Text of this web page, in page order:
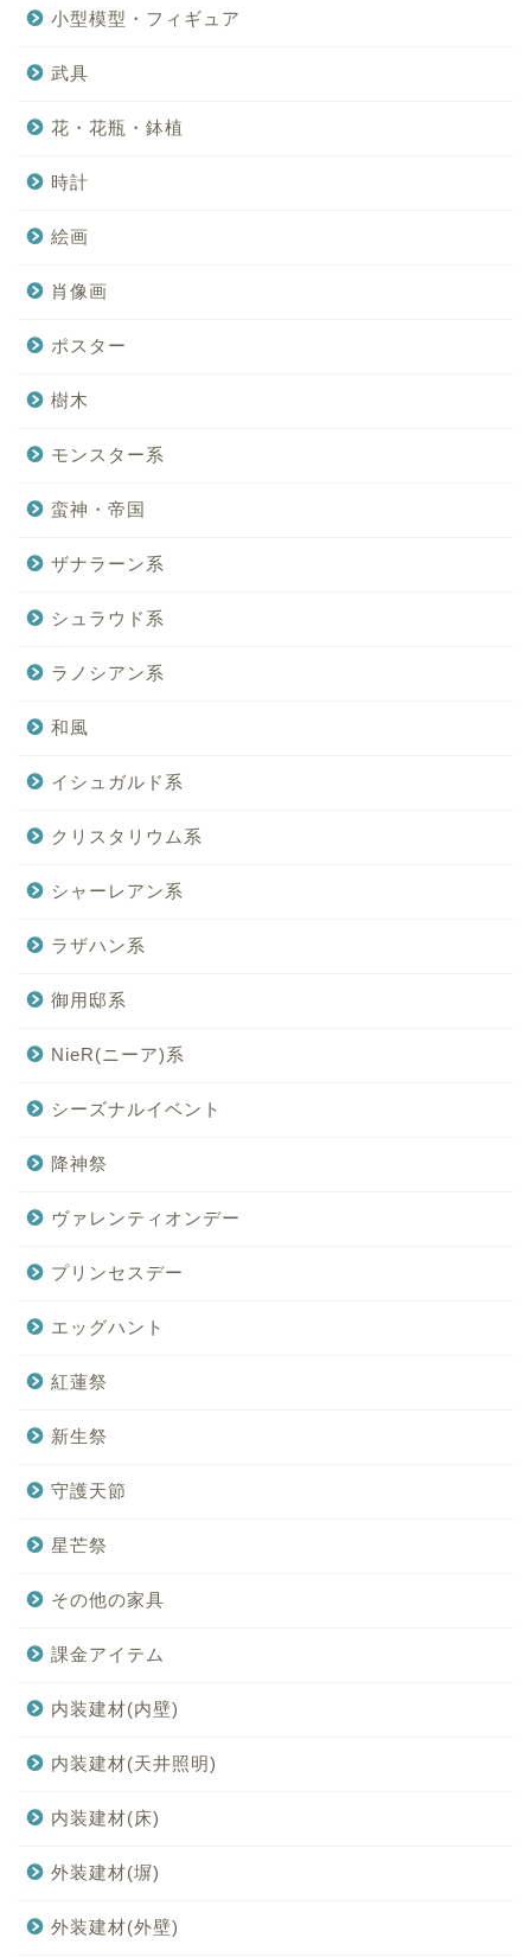
小型模型・フィギュア
武具
花・花瓶・鉢植
時計
絵画
肖像画
ポスター
樹木
モンスター系
蛮神・帝国
ザナラーン系
シュラウド系
ラノシアン系
和風
イシュガルド系
クリスタリウム系
シャーレアン系
ラザハン系
御用邸系
NieR(ニーア)系
シーズナルイベント
降神祭
ヴァレンティオンデー
プリンセスデー
エッグハント
紅蓮祭
新生祭
守護天節
星芒祭
その他の家具
課金アイテム
内装建材(内壁)
内装建材(天井照明)
内装建材(床)
外装建材(塀)
外装建材(外壁)